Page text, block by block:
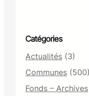
Catégories
Actualités (3)
Communes (500)
Fonds – Archives